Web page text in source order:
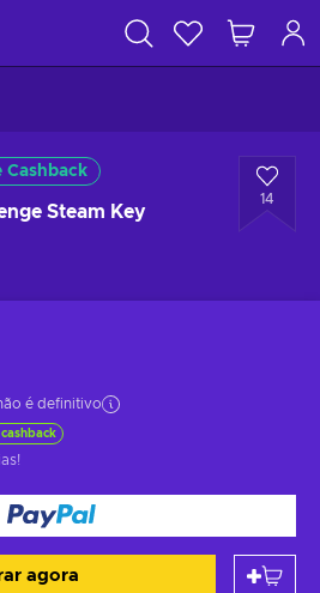
Cashback
Steam Key
14
é definitivo
!
agora